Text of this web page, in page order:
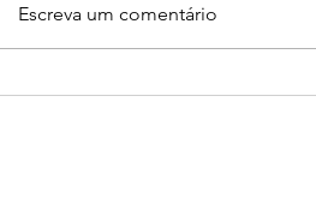
Inciando o desapego
Escreva um comentário